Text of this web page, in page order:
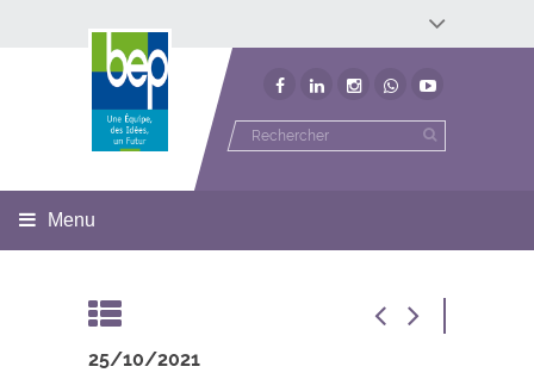
Développement économique
Développement territorial
Menu
25/10/2021